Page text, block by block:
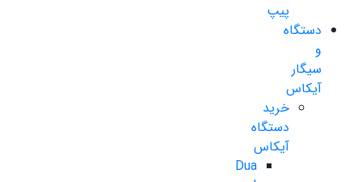
پیپ
دستگاه
و
سیگار
آیکاس
خرید
دستگاه
آیکاس
Dua